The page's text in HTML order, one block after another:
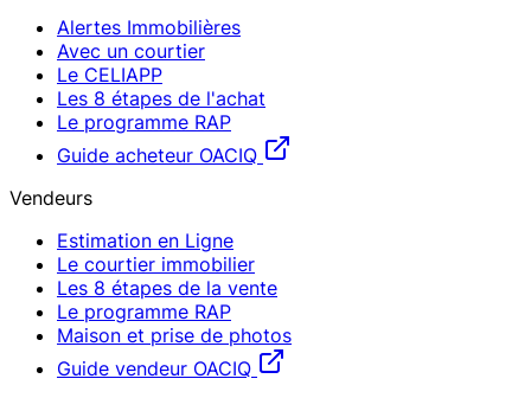
Alertes Immobilières
Avec un courtier
Le CELIAPP
Les 8 étapes de l'achat
Le programme RAP
Guide acheteur OACIQ
Vendeurs
Estimation en Ligne
Le courtier immobilier
Les 8 étapes de la vente
Le programme RAP
Maison et prise de photos
Guide vendeur OACIQ